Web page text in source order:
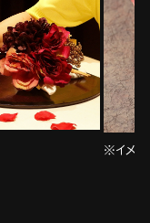
※イメー